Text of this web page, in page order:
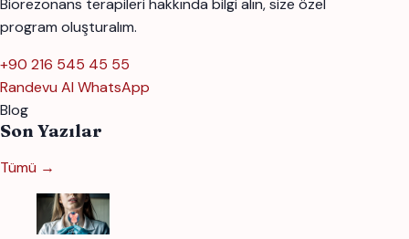
Biorezonans terapileri hakkında bilgi alın, size özel
program oluşturalım.
+90 216 545 45 55
Randevu Al WhatsApp
Blog
Son Yazılar
Tümü →